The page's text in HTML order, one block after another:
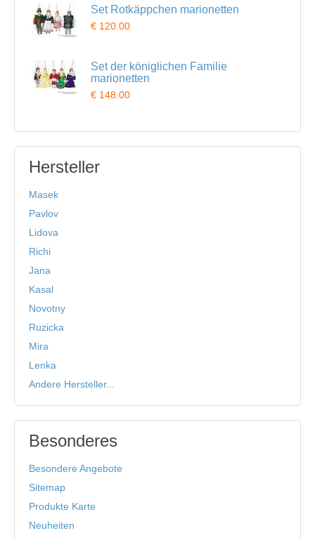
Set Rotkäppchen marionetten
€ 120.00
Set der königlichen Familie
marionetten
€ 148.00
Hersteller
Masek
Pavlov
Lidova
Richi
Jana
Kasal
Novotny
Ruzicka
Mira
Lenka
Andere Hersteller...
Besonderes
Besondere Angebote
Sitemap
Produkte Karte
Neuheiten